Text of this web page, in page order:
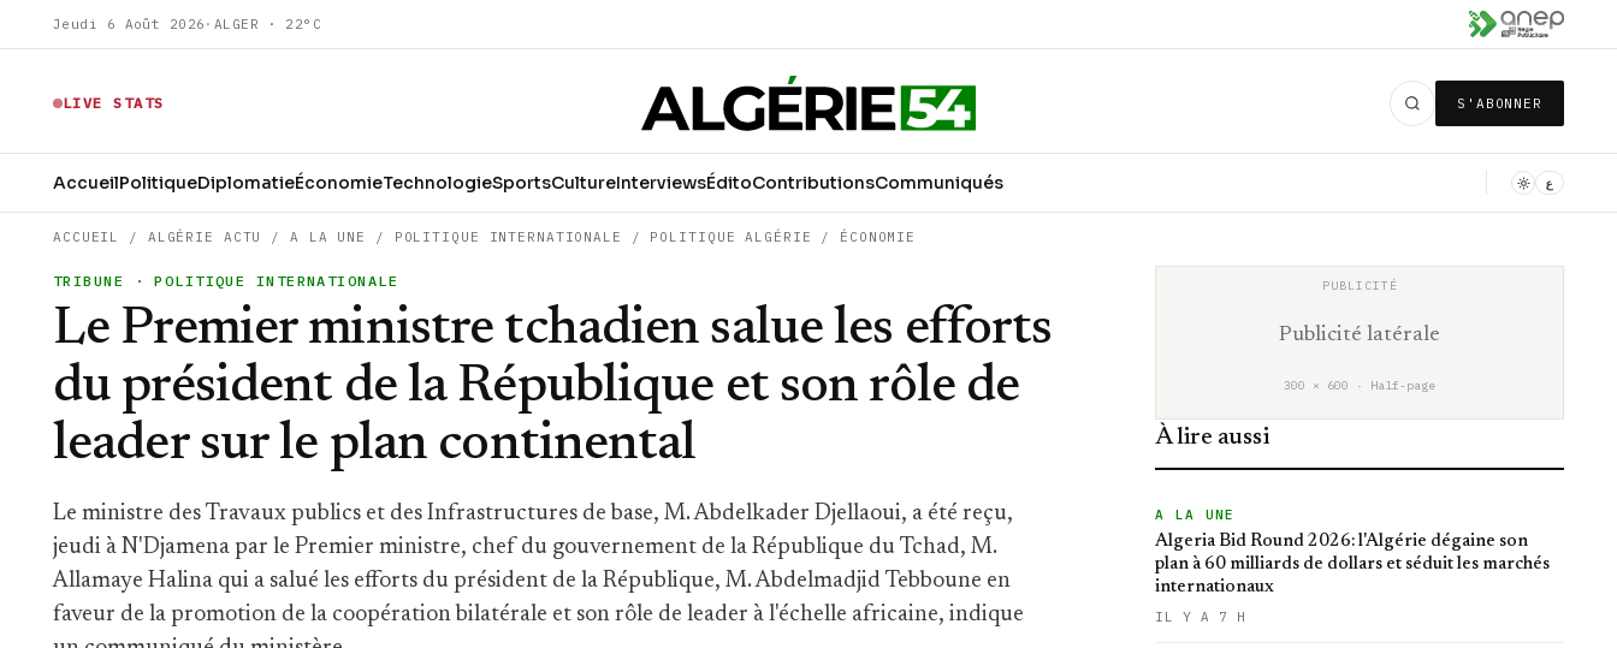
Jeudi 6 Août 2026 · ALGER · 22°C
LIVE STATS S'ABONNER
AccueilPolitiqueDiplomatieÉconomieTechnologieSportsCultureInterviewsÉditoContributionsCommuniqués ع
ACCUEIL / ALGÉRIE ACTU /A LA UNE / POLITIQUE INTERNATIONALE / POLITIQUE ALGÉRIE / ÉCONOMIE
TRIBUNE · POLITIQUE INTERNATIONALE
Le Premier ministre tchadien salue les efforts
du président de la République et son rôle de
leader sur le plan continental
Le ministre des Travaux publics et des Infrastructures de base, M. Abdelkader Djellaoui, a été reçu,
jeudi à N'Djamena par le Premier ministre, chef du gouvernement de la République du Tchad, M.
Allamaye Halina qui a salué les efforts du président de la République, M. Abdelmadjid Tebboune en
faveur de la promotion de la coopération bilatérale et son rôle de leader à l'échelle africaine, indique
Publicité latérale
300 × 600 · Half-page
À lire aussi
A LA UNE
Algeria Bid Round 2026: l'Algérie dégaine son
plan à 60 milliards de dollars et séduit les marchés
internationaux
IL Y A 7 H